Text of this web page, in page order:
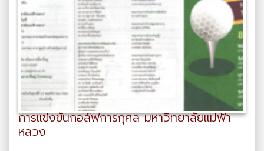
การแข่งขันกอล์ฟการกุศล มหาวิทยาลัยแม่ฟ้า
หลวง